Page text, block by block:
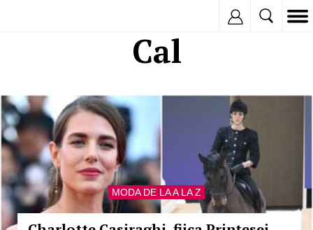
Cal
MODA DE LA A LA Z